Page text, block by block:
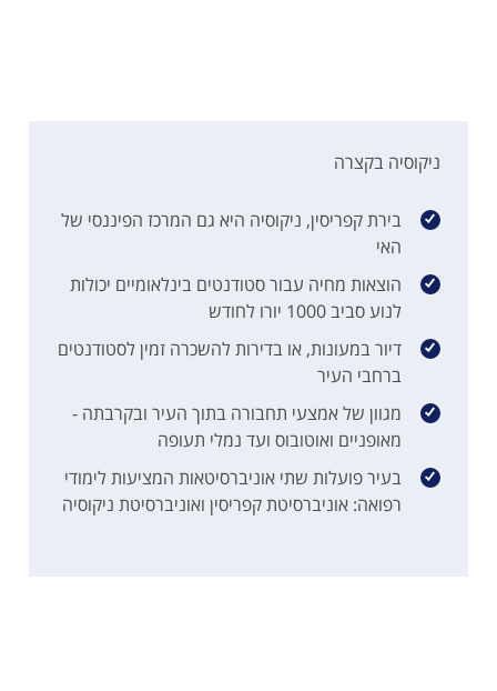
ניקוסיה בקצרה
בירת קפריסין, ניקוסיה היא גם המרכז הפיננסי של
האי
הוצאות מחיה עבור סטודנטים בינלאומיים יכולות
לנוע סביב 1000 יורו לחודש
דיור במעונות, או בדירות להשכרה זמין לסטודנטים
ברחבי העיר
מגוון של אמצעי תחבורה בתוך העיר ובקרבתה -
מאופניים ואוטובוס ועד נמלי תעופה
בעיר פועלות שתי אוניברסיטאות המציעות לימודי
רפואה: אוניברסיטת קפריסין ואוניברסיטת ניקוסיה